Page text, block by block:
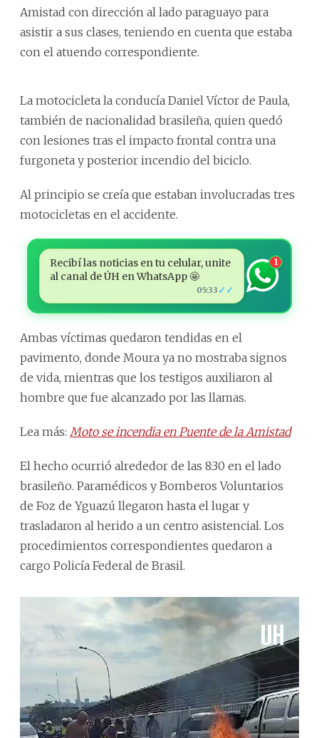
Amistad con dirección al lado paraguayo para
asistir a sus clases, teniendo en cuenta que estaba
con el atuendo correspondiente.
La motocicleta la conducía Daniel Víctor de Paula,
también de nacionalidad brasileña, quien quedó
con lesiones tras el impacto frontal contra una
furgoneta y posterior incendio del biciclo.
Al principio se creía que estaban involucradas tres
motocicletas en el accidente.
Recibí las noticias en tu celular, unite
al canal de ÚH en WhatsApp 🤩
05:33 ✓✓
1
Ambas víctimas quedaron tendidas en el
pavimento, donde Moura ya no mostraba signos
de vida, mientras que los testigos auxiliaron al
hombre que fue alcanzado por las llamas.
Lea más: Moto se incendia en Puente de la Amistad
El hecho ocurrió alrededor de las 8:30 en el lado
brasileño. Paramédicos y Bomberos Voluntarios
de Foz de Yguazú llegaron hasta el lugar y
trasladaron al herido a un centro asistencial. Los
procedimientos correspondientes quedaron a
cargo Policía Federal de Brasil.